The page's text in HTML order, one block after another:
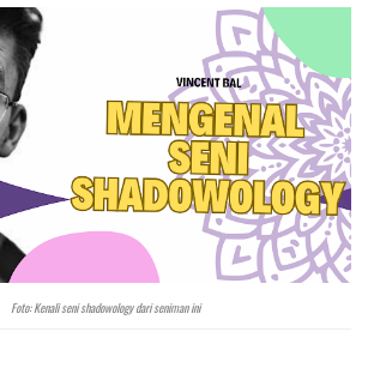
Foto: Kenali seni shadowology dari seniman ini